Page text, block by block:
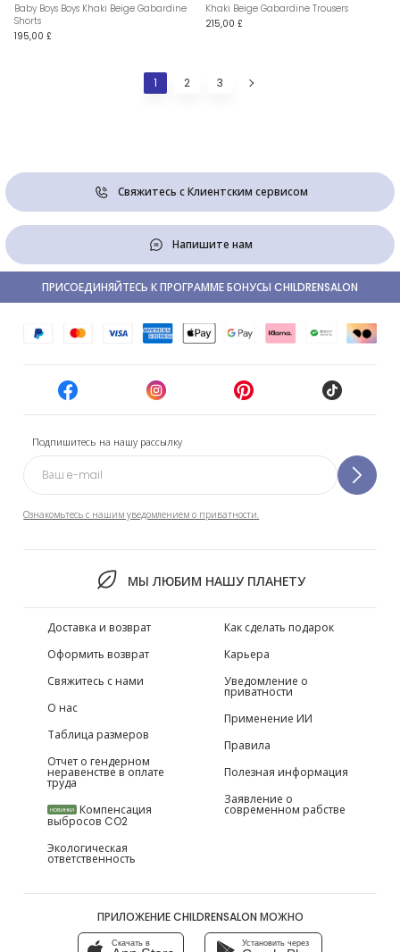
Baby Boys Boys Khaki Beige Gabardine
Shorts
195,00 £
Khaki Beige Gabardine Trousers
215,00 £
1 2 3
Свяжитесь с Клиентским сервисом
Напишите нам
Подпишитесь на нашу рассылку
Ознакомьтесь с нашим уведомлением о приватности.
МЫ ЛЮБИМ НАШУ ПЛАНЕТУ
ПРИСОЕДИНЯЙТЕСЬ К ПРОГРАММЕ БОНУСЫ CHILDRENSALON
Доставка и возврат
Оформить возврат
Свяжитесь с нами
О нас
Таблица размеров
Отчет о гендерном
неравенстве в оплате
труда
НОВИНКИ Компенсация
выбросов CO2
Экологическая
ответственность
Как сделать подарок
Карьера
Уведомление о
приватности
Применение ИИ
Правила
Полезная информация
Заявление о
современном рабстве
ПРИЛОЖЕНИЕ CHILDRENSALON МОЖНО
Скачать в Установить через